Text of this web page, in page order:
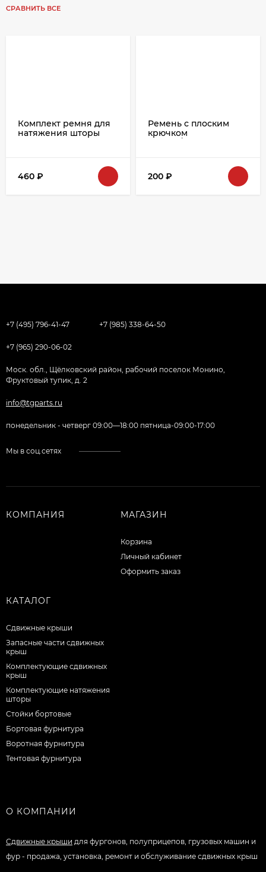
СРАВНИТЬ ВСЕ
Комплект ремня для
натяжения шторы
460 ₽
Ремень с плоским
крючком
200 ₽
+7 (495) 796-41-47 +7 (985) 338-64-50
+7 (965) 290-06-02
Моск. обл., Щёлковский район, рабочий поселок Монино,
Фруктовый тупик, д. 2
info@tgparts.ru
понедельник - четверг 09:00—18:00 пятница-09:00-17:00
Мы в соц.сетях
КОМПАНИЯ МАГАЗИН
Корзина
Личный кабинет
Оформить заказ
КАТАЛОГ
Сдвижные крыши
Запасные части сдвижных
крыш
Комплектующие сдвижных
крыш
Комплектующие натяжения
шторы
Стойки бортовые
Бортовая фурнитура
Воротная фурнитура
Тентовая фурнитура
О КОМПАНИИ
Сдвижные крыши для фургонов, полуприцепов, грузовых машин и
фур - продажа, установка, ремонт и обслуживание сдвижных крыш